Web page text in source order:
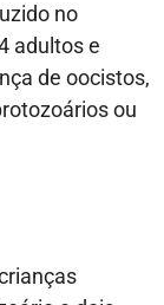
no
adultos e
de oocistos,
ou